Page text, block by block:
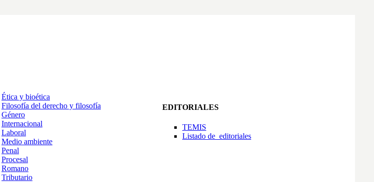
Ética y bioética
Filosofía del derecho y filosofía
Género
Internacional
Laboral
Medio ambiente
Penal
Procesal
Romano
Tributario
EDITORIALES
TEMIS
Listado de  editoriales